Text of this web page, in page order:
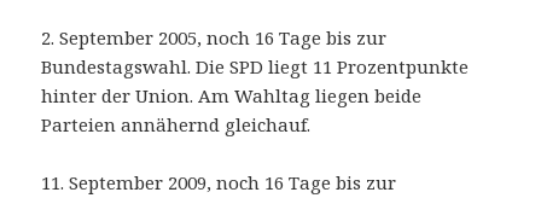
2. September 2005, noch 16 Tage bis zur
Bundestagswahl. Die SPD liegt 11 Prozentpunkte
hinter der Union. Am Wahltag liegen beide
Parteien annähernd gleichauf.
11. September 2009, noch 16 Tage bis zur